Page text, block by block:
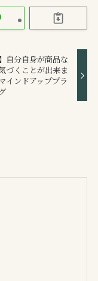
自分自身が商品な
づくことが出来ま
インドアッププラ